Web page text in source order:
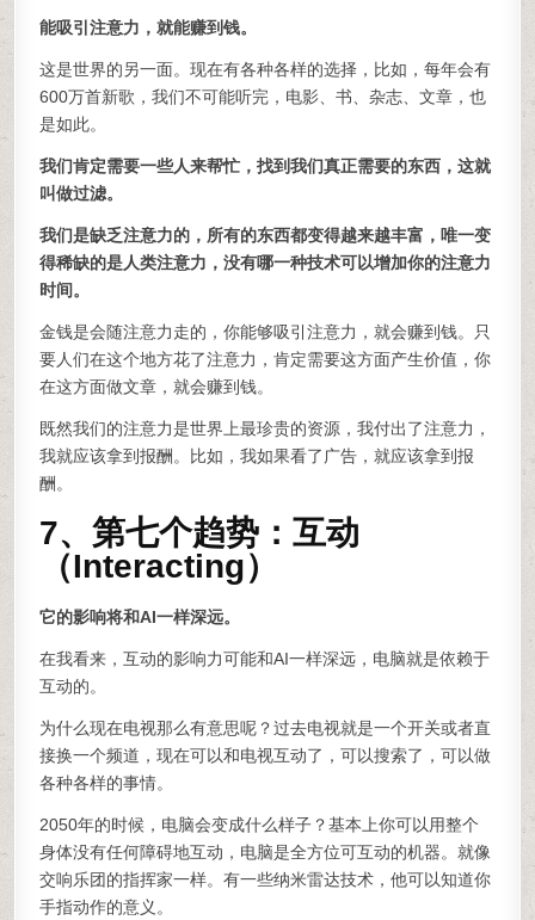
能吸引注意力，就能赚到钱。
这是世界的另一面。现在有各种各样的选择，比如，每年会有
600万首新歌，我们不可能听完，电影、书、杂志、文章，也
是如此。
我们肯定需要一些人来帮忙，找到我们真正需要的东西，这就
叫做过滤。
我们是缺乏注意力的，所有的东西都变得越来越丰富，唯一变
得稀缺的是人类注意力，没有哪一种技术可以增加你的注意力
时间。
金钱是会随注意力走的，你能够吸引注意力，就会赚到钱。只
要人们在这个地方花了注意力，肯定需要这方面产生价值，你
在这方面做文章，就会赚到钱。
既然我们的注意力是世界上最珍贵的资源，我付出了注意力，
我就应该拿到报酬。比如，我如果看了广告，就应该拿到报
酬。
7、第七个趋势：互动
（Interacting）
它的影响将和AI一样深远。
在我看来，互动的影响力可能和AI一样深远，电脑就是依赖于
互动的。
为什么现在电视那么有意思呢？过去电视就是一个开关或者直
接换一个频道，现在可以和电视互动了，可以搜索了，可以做
各种各样的事情。
2050年的时候，电脑会变成什么样子？基本上你可以用整个
身体没有任何障碍地互动，电脑是全方位可互动的机器。就像
交响乐团的指挥家一样。有一些纳米雷达技术，他可以知道你
手指动作的意义。